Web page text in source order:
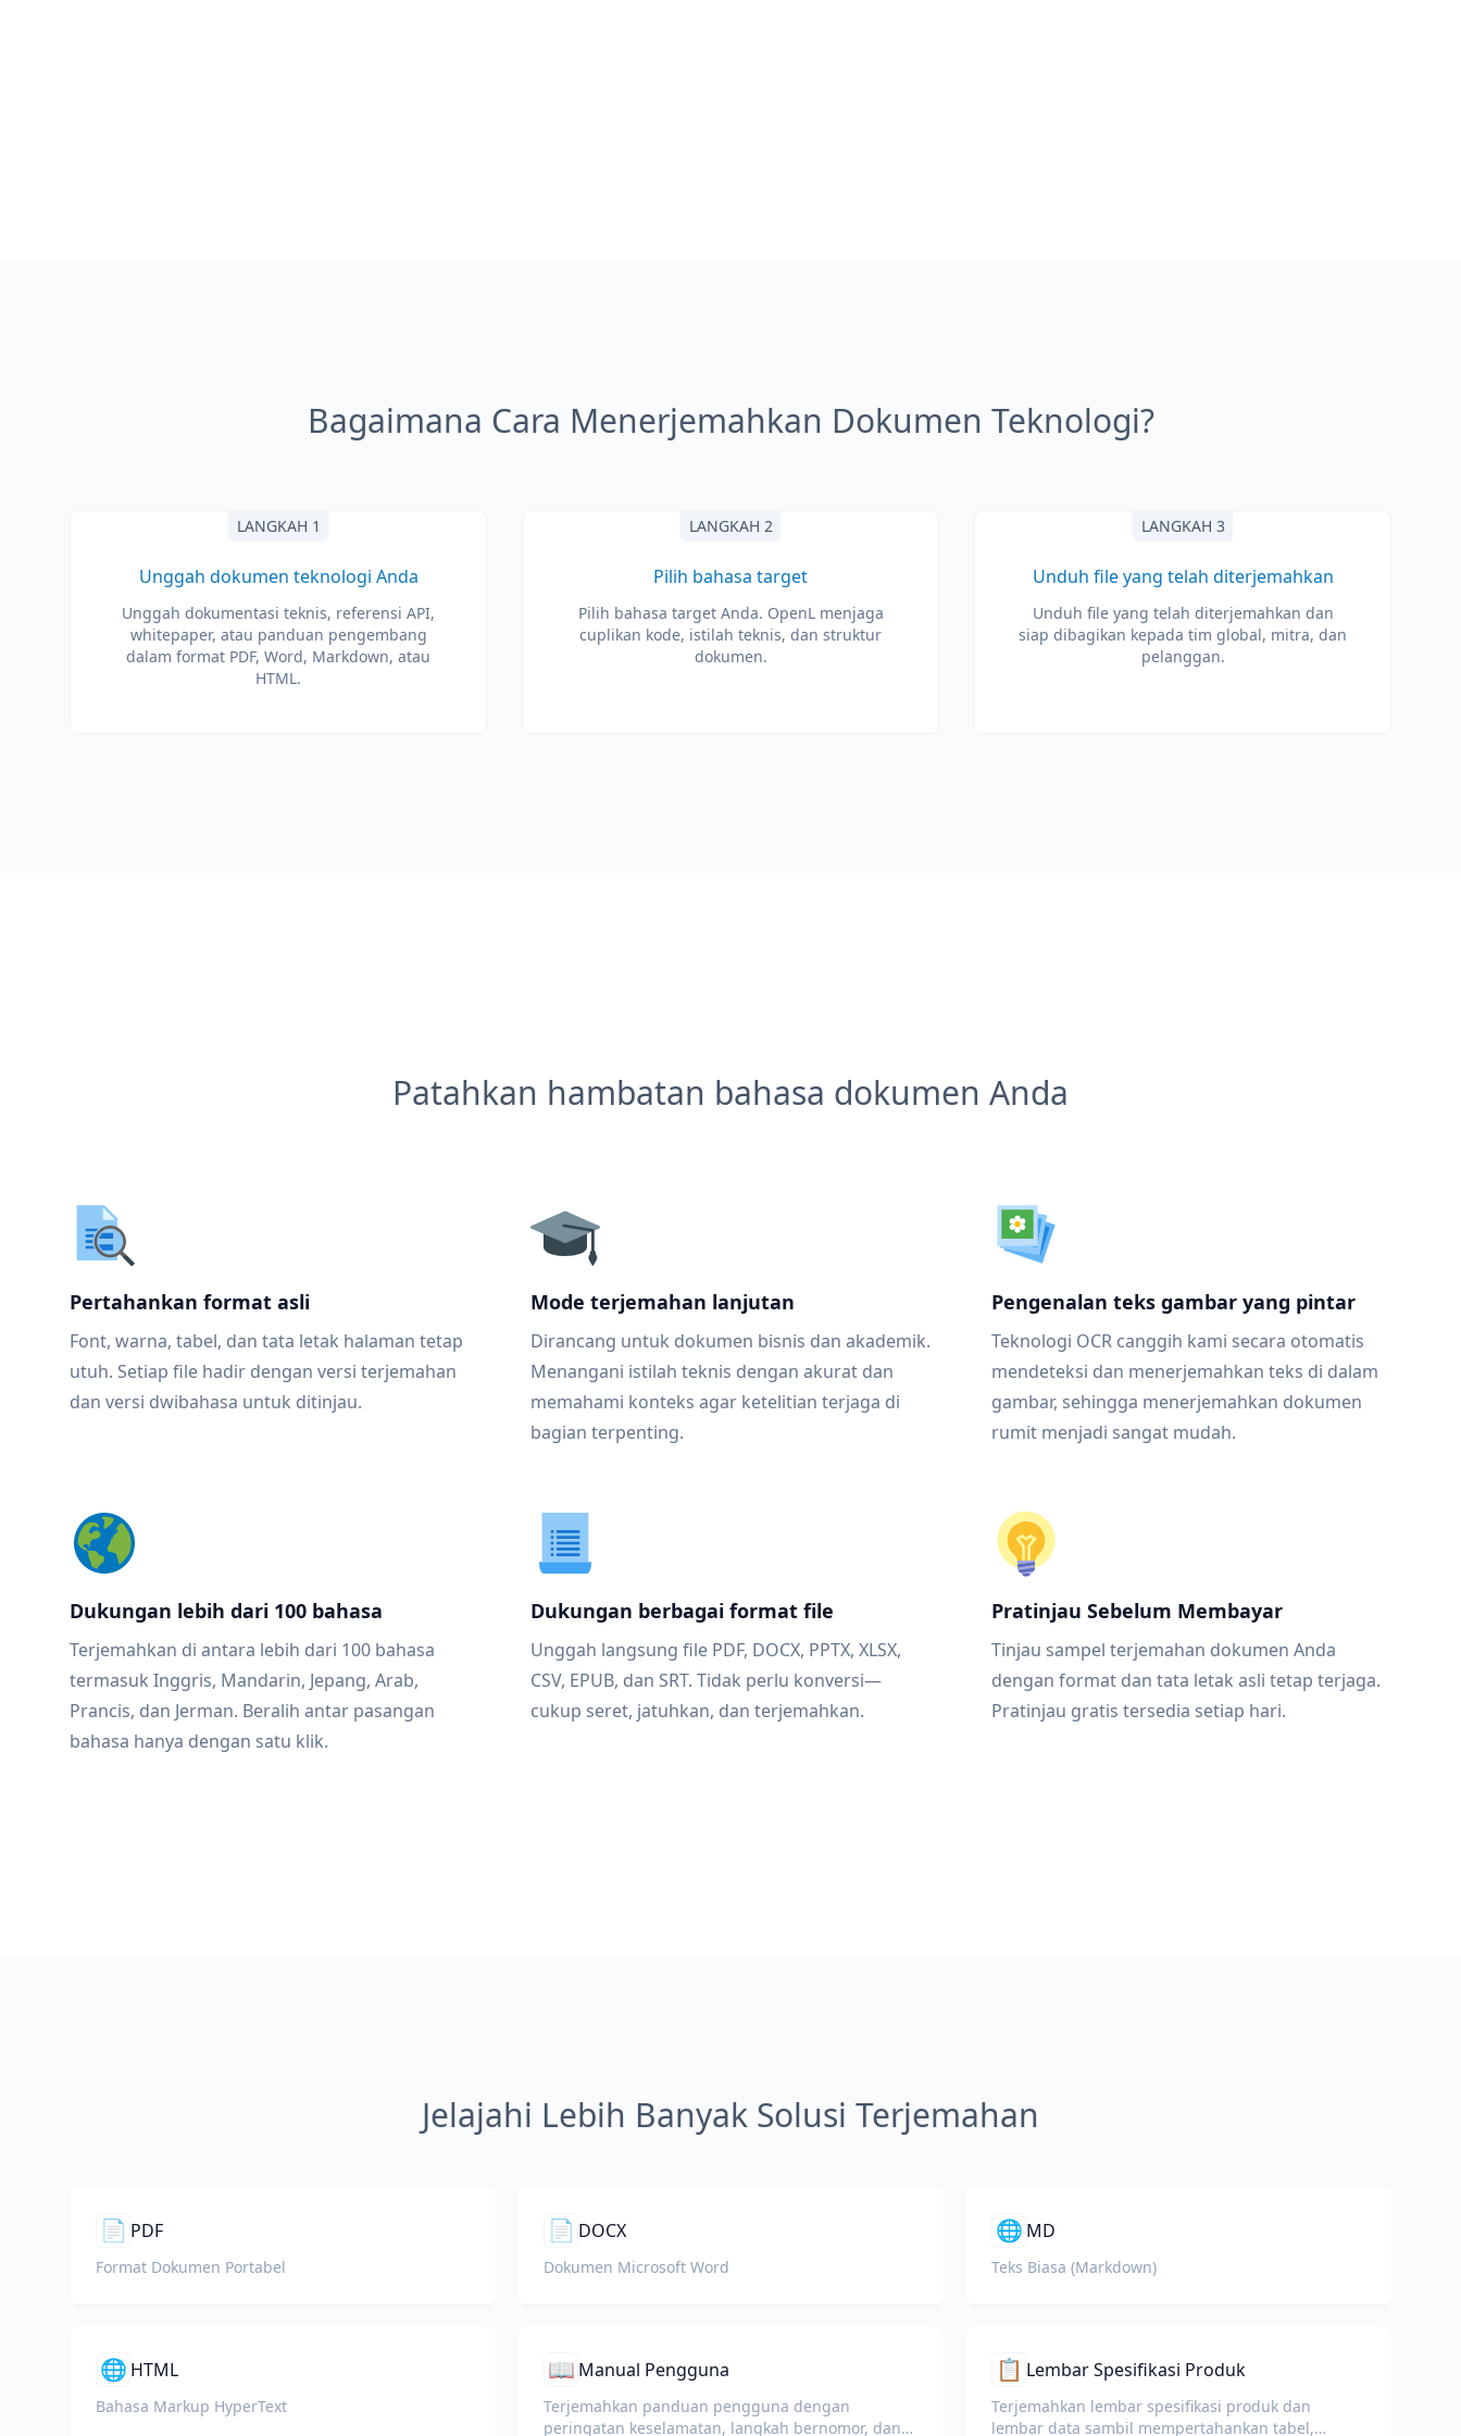
Bagaimana Cara Menerjemahkan Dokumen Teknologi?
LANGKAH 1
Unggah dokumen teknologi Anda
Unggah dokumentasi teknis, referensi API,
whitepaper, atau panduan pengembang
dalam format PDF, Word, Markdown, atau
HTML.
LANGKAH 2
Pilih bahasa target
Pilih bahasa target Anda. OpenL menjaga
cuplikan kode, istilah teknis, dan struktur
dokumen.
LANGKAH 3
Unduh file yang telah diterjemahkan
Unduh file yang telah diterjemahkan dan
siap dibagikan kepada tim global, mitra, dan
pelanggan.
Patahkan hambatan bahasa dokumen Anda
Pertahankan format asli
Font, warna, tabel, dan tata letak halaman tetap
utuh. Setiap file hadir dengan versi terjemahan
dan versi dwibahasa untuk ditinjau.
Mode terjemahan lanjutan
Dirancang untuk dokumen bisnis dan akademik.
Menangani istilah teknis dengan akurat dan
memahami konteks agar ketelitian terjaga di
bagian terpenting.
Pengenalan teks gambar yang pintar
Teknologi OCR canggih kami secara otomatis
mendeteksi dan menerjemahkan teks di dalam
gambar, sehingga menerjemahkan dokumen
rumit menjadi sangat mudah.
Dukungan lebih dari 100 bahasa
Terjemahkan di antara lebih dari 100 bahasa
termasuk Inggris, Mandarin, Jepang, Arab,
Prancis, dan Jerman. Beralih antar pasangan
bahasa hanya dengan satu klik.
Dukungan berbagai format file
Unggah langsung file PDF, DOCX, PPTX, XLSX,
CSV, EPUB, dan SRT. Tidak perlu konversi—
cukup seret, jatuhkan, dan terjemahkan.
Pratinjau Sebelum Membayar
Tinjau sampel terjemahan dokumen Anda
dengan format dan tata letak asli tetap terjaga.
Pratinjau gratis tersedia setiap hari.
Jelajahi Lebih Banyak Solusi Terjemahan
📄 PDF
Format Dokumen Portabel
📄 DOCX
Dokumen Microsoft Word
🌐 MD
Teks Biasa (Markdown)
🌐 HTML
Bahasa Markup HyperText
📖 Manual Pengguna
Terjemahkan panduan pengguna dengan
peringatan keselamatan, langkah bernomor, dan
📋 Lembar Spesifikasi Produk
Terjemahkan lembar spesifikasi produk dan
lembar data sambil mempertahankan tabel,